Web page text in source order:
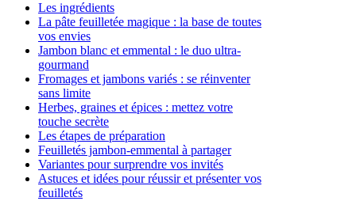
Les ingrédients
La pâte feuilletée magique : la base de toutes
vos envies
Jambon blanc et emmental : le duo ultra-
gourmand
Fromages et jambons variés : se réinventer
sans limite
Herbes, graines et épices : mettez votre
touche secrète
Les étapes de préparation
Feuilletés jambon-emmental à partager
Variantes pour surprendre vos invités
Astuces et idées pour réussir et présenter vos
feuilletés